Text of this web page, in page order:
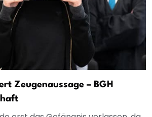
Zeugenaussage – BGH